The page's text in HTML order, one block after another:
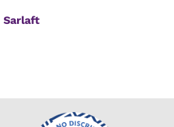
Sarlaft